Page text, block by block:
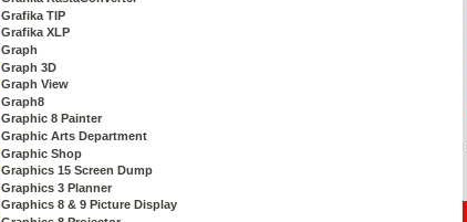
Grafika TIP
Grafika XLP
Graph
Graph 3D
Graph View
Graph8
Graphic 8 Painter
Graphic Arts Department
Graphic Shop
Graphics 15 Screen Dump
Graphics 3 Planner
Graphics 8 & 9 Picture Display